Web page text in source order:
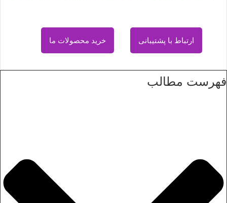
ارتباط با پشتیبانی خرید محصولات ما
فهرست مطالب